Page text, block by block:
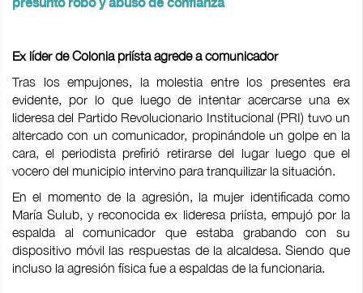
presunto robo y abuso de confianza
Ex líder de Colonia priísta agrede a comunicador
Tras los empujones, la molestia entre los presentes era
evidente, por lo que luego de intentar acercarse una ex
lideresa del Partido Revolucionario Institucional (PRI) tuvo un
altercado con un comunicador, propinándole un golpe en la
cara, el periodista prefirió retirarse del lugar luego que el
vocero del municipio intervino para tranquilizar la situación.
En el momento de la agresión, la mujer identificada como
María Sulub, y reconocida ex lideresa priísta, empujó por la
espalda al comunicador que estaba grabando con su
dispositivo móvil las respuestas de la alcaldesa. Siendo que
incluso la agresión física fue a espaldas de la funcionaria.